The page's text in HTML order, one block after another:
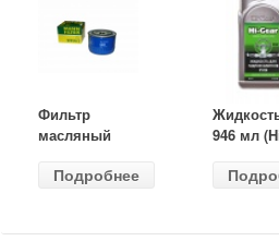
Фильтр
масляный
(MANN) W
Подробнее
946 мл